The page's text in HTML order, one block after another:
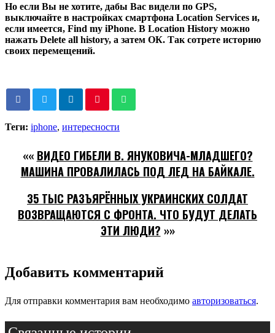
Но если Вы не хотите, дабы Вас видели по GPS,
выключайте в настройках смартфона Location Services и,
если имеется, Find my iPhone. В Location History можно
нажать Delete all history, а затем ОК. Так сотрете историю
своих перемещений.
Теги: iphone, интересности
«« ВИДЕО ГИБЕЛИ В. ЯНУКОВИЧА-МЛАДШЕГО?
МАШИНА ПРОВАЛИЛАСЬ ПОД ЛЕД НА БАЙКАЛЕ.
35 ТЫС РАЗЪЯРЁННЫХ УКРАИНСКИХ СОЛДАТ
ВОЗВРАЩАЮТСЯ С ФРОНТА. ЧТО БУДУТ ДЕЛАТЬ
ЭТИ ЛЮДИ? »»
Добавить комментарий
Для отправки комментария вам необходимо авторизоваться.